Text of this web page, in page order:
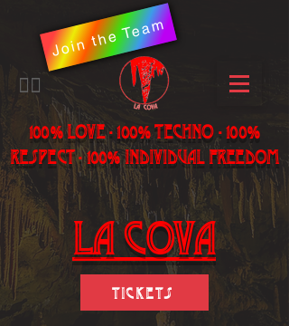
Join the Team
​🏳️‍🌈
100% LOVE - 100% Techno - 100%
Respect - 100% individual freedom
LA Cova
Tickets